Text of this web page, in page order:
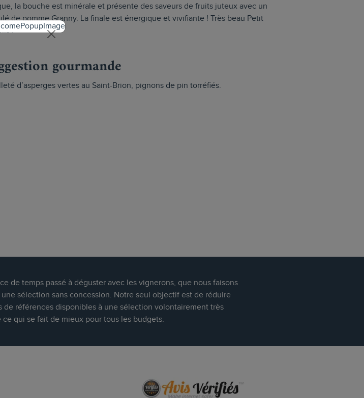
la bouche est minérale et présente des saveurs de fruits juteux avec un
de pomme Granny. La finale est énergique et vivifiante ! Très beau Petit
!
gourmande
d’asperges vertes au Saint-Brion, pignons de pin torréfiés.
de temps passé à déguster avec les vignerons, que nous faisons
sélection sans concession. Notre seul objectif est de réduire
de références disponibles à une sélection volontairement très
ce qui se fait de mieux pour tous les budgets.